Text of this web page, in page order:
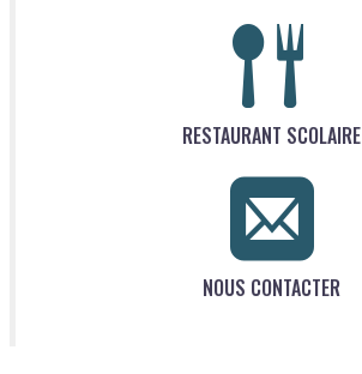
RESTAURANT SCOLAIRE
NOUS CONTACTER